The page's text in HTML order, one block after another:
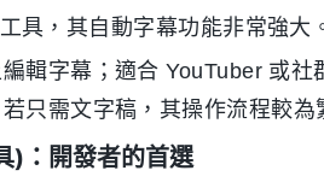
具，其自動字幕功能非常強大
輯字幕；適合 YouTuber 或社
只需文字稿，其操作流程較為
)：開發者的首選